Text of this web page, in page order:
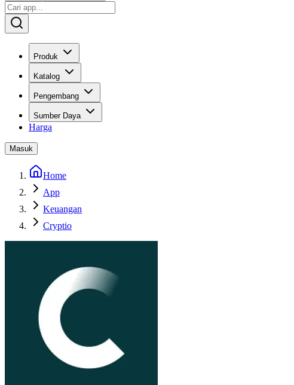
Produk
Katalog
Pengembang
Sumber Daya
Harga
Masuk
Home
App
Keuangan
Cryptio